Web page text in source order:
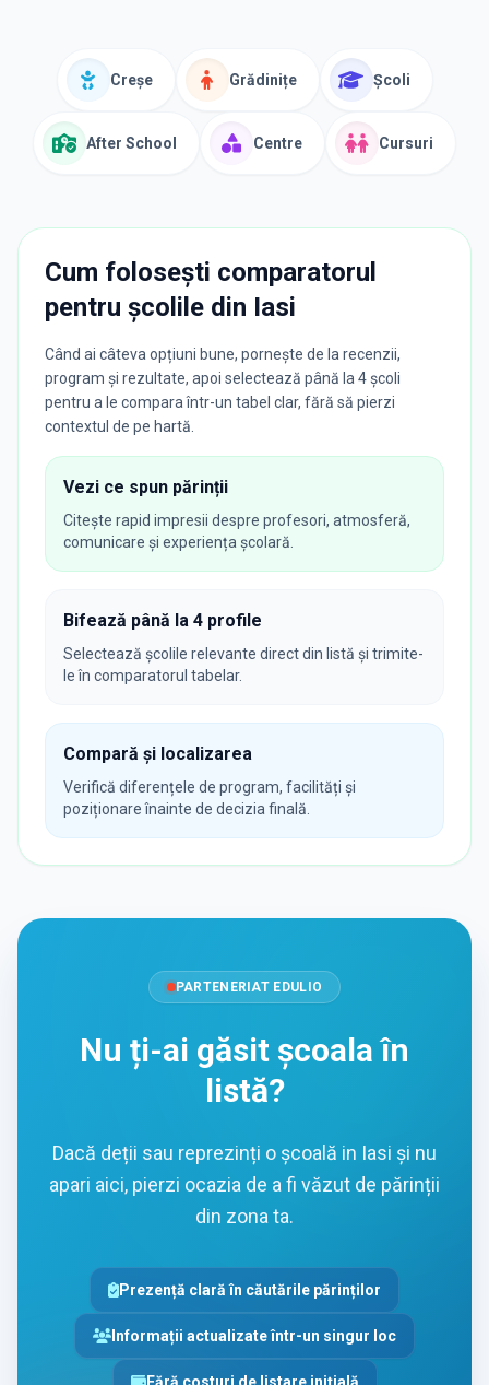
Creșe Grădinițe Școli
After School Centre Cursuri
Cum folosești comparatorul
pentru școlile din Iasi
Când ai câteva opțiuni bune, pornește de la recenzii,
program și rezultate, apoi selectează până la 4 școli
pentru a le compara într-un tabel clar, fără să pierzi
contextul de pe hartă.
Vezi ce spun părinții
Citește rapid impresii despre profesori, atmosferă,
comunicare și experiența școlară.
Bifează până la 4 profile
Selectează școlile relevante direct din listă și trimite-
le în comparatorul tabelar.
Compară și localizarea
Verifică diferențele de program, facilități și
poziționare înainte de decizia finală.
PARTENERIAT EDULIO
Nu ți-ai găsit școala în
listă?
Dacă deții sau reprezinți o școală in Iasi și nu
apari aici, pierzi ocazia de a fi văzut de părinții
din zona ta.
Prezență clară în căutările părinților
Informații actualizate într-un singur loc
Fără costuri de listare inițială